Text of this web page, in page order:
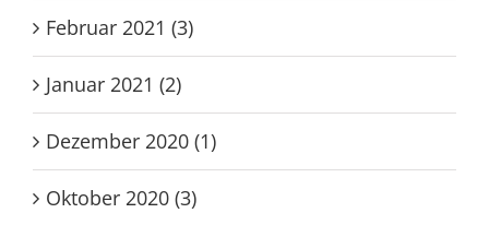
März 2021 (2)
Februar 2021 (3)
Januar 2021 (2)
Dezember 2020 (1)